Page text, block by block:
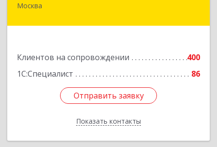
Москва
Клиентов на сопровождении
400
1С:Специалист
86
Отправить заявку
Показать контакты
109147, Москва г, вн.тер.г. муниципальный
Подробнее
Отправить заявку
Назад